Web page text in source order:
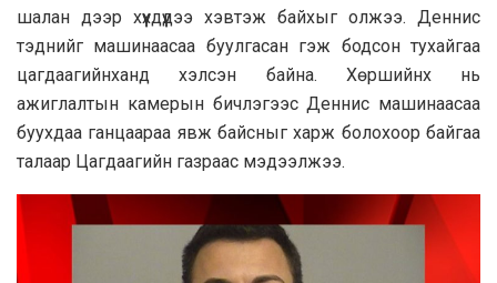
шалан дээр хүүхдүүдээ хэвтэж байхыг олжээ. Деннис
тэднийг машинаасаа буулгасан гэж бодсон тухайгаа
цагдаагийнханд хэлсэн байна. Хөршийнх нь
ажиглалтын камерын бичлэгээс Деннис машинаасаа
буухдаа ганцаараа явж байсныг харж болохоор байгаа
талаар Цагдаагийн газраас мэдээлжээ.